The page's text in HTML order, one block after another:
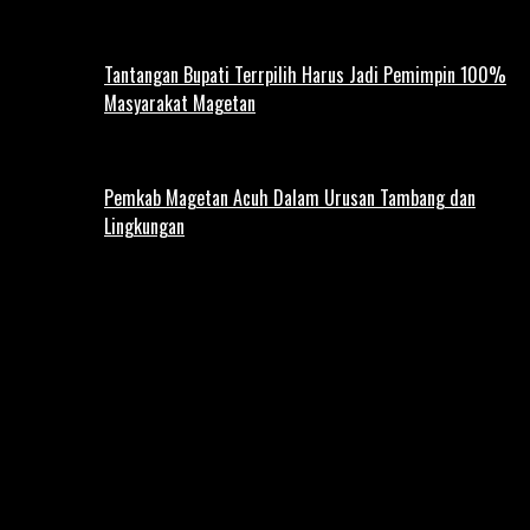
Tantangan Bupati Terrpilih Harus Jadi Pemimpin 100%
Masyarakat Magetan
Pemkab Magetan Acuh Dalam Urusan Tambang dan
Lingkungan